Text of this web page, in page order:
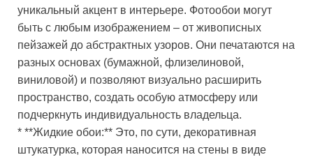
уникальный акцент в интерьере. Фотообои могут
быть с любым изображением – от живописных
пейзажей до абстрактных узоров. Они печатаются на
разных основах (бумажной, флизелиновой,
виниловой) и позволяют визуально расширить
пространство, создать особую атмосферу или
подчеркнуть индивидуальность владельца.
* **Жидкие обои:** Это, по сути, декоративная
штукатурка, которая наносится на стены в виде